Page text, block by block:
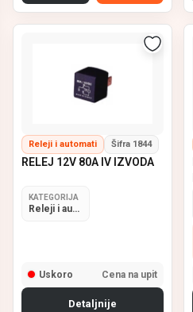
Releji i automati Šifra 1844
RELEJ 12V 80A IV IZVODA
KATEGORIJA
Releji i automati
Uskoro Cena na upit
Detaljnije